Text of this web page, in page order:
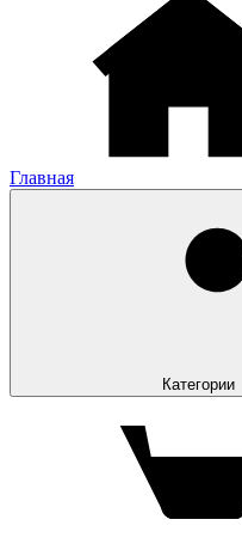
Главная
Категории